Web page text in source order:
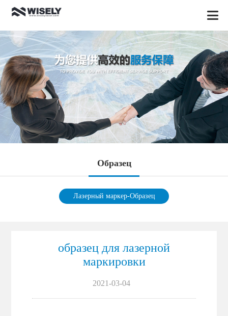
Oбразец
Лазерный маркер-Oбразец
образец для лазерной
маркировки
2021-03-04